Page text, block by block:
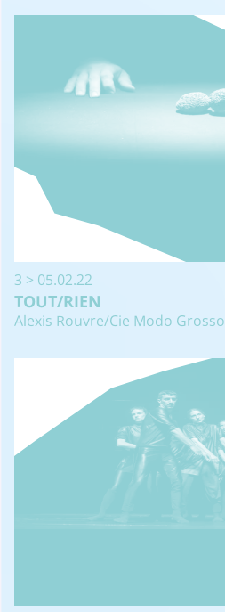
3 > 05.02.22
TOUT/RIEN
Alexis Rouvre/Cie Modo Grosso